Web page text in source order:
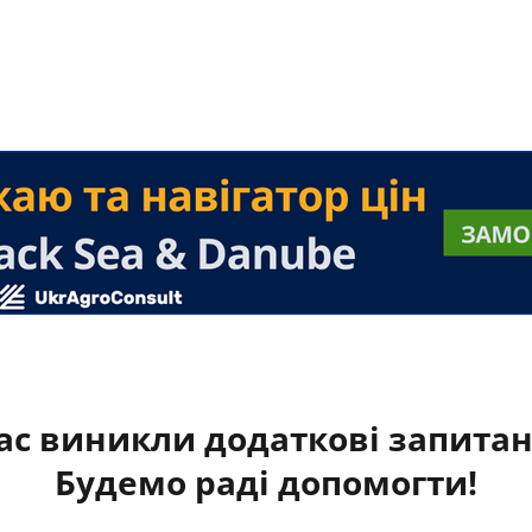
виникли додаткові
Будемо раді допомогти!